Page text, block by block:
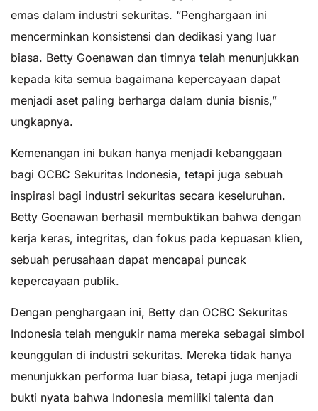
emas dalam industri sekuritas. “Penghargaan ini
mencerminkan konsistensi dan dedikasi yang luar
biasa. Betty Goenawan dan timnya telah menunjukkan
kepada kita semua bagaimana kepercayaan dapat
menjadi aset paling berharga dalam dunia bisnis,”
ungkapnya.
Kemenangan ini bukan hanya menjadi kebanggaan
bagi OCBC Sekuritas Indonesia, tetapi juga sebuah
inspirasi bagi industri sekuritas secara keseluruhan.
Betty Goenawan berhasil membuktikan bahwa dengan
kerja keras, integritas, dan fokus pada kepuasan klien,
sebuah perusahaan dapat mencapai puncak
kepercayaan publik.
Dengan penghargaan ini, Betty dan OCBC Sekuritas
Indonesia telah mengukir nama mereka sebagai simbol
keunggulan di industri sekuritas. Mereka tidak hanya
menunjukkan performa luar biasa, tetapi juga menjadi
bukti nyata bahwa Indonesia memiliki talenta dan